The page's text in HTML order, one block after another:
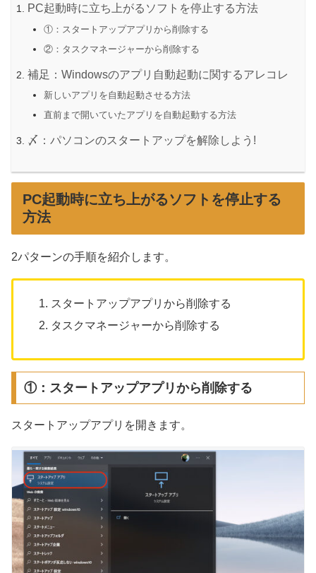
PC起動時に立ち上がるソフトを停止する方法
①：スタートアップアプリから削除する
②：タスクマネージャーから削除する
補足：Windowsのアプリ自動起動に関するアレコレ
新しいアプリを自動起動させる方法
直前まで開いていたアプリを自動起動する方法
〆：パソコンのスタートアップを解除しよう!
PC起動時に立ち上がるソフトを停止する
方法
2パターンの手順を紹介します。
スタートアップアプリから削除する
タスクマネージャーから削除する
①：スタートアップアプリから削除する
スタートアップアプリを開きます。